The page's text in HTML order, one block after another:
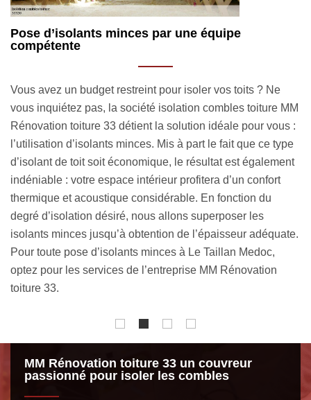
Le devis isolation combles toiture est accessible
gratuitement
Afin que vous puissiez vous préparer financièrement pour
votre projet d’isolation combles toiture à venir, il faudrait
demander au préalable un devis. La requête est à faire
directement sur cette même page, via le formulaire de
demande de devis isolation combles toiture à Le Taillan
Medoc 33320 que nous mettons à votre disposition. Le
devis est gratuit et sans engagement auprès de l’artisan
isolation combles toiture MM Rénovation toiture 33. C’est
un document qui vous donne accès à tous les aspects
financiers et techniques des travaux d’isolation de toit à
faire chez vous.
MM Rénovation toiture 33 un couvreur
passionné pour isoler les combles